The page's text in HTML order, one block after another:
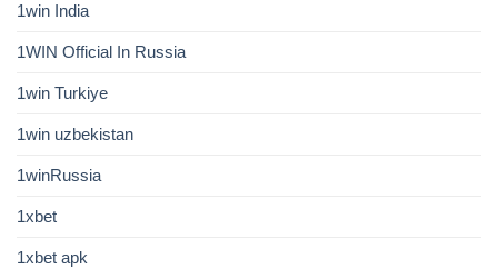
1win India
1WIN Official In Russia
1win Turkiye
1win uzbekistan
1winRussia
1xbet
1xbet apk